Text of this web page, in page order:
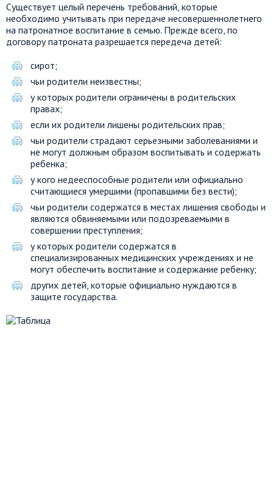
Существует целый перечень требований, которые
необходимо учитывать при передаче несовершеннолетнего
на патронатное воспитание в семью. Прежде всего, по
договору патроната разрешается передеча детей:
сирот;
чьи родители неизвестны;
у которых родители ограничены в родительских
правах;
если их родители лишены родительских прав;
чьи родители страдают серьезными заболеваниями и
не могут должным образом воспитывать и содержать
ребенка;
у кого недееспособные родители или официально
считающиеся умершими (пропавшими без вести);
чьи родители содержатся в местах лишения свободы и
являются обвиняемыми или подозреваемыми в
совершении преступления;
у которых родители содержатся в
специализированных медицинских учреждениях и не
могут обеспечить воспитание и содержание ребенку;
других детей, которые официально нуждаются в
защите государства.